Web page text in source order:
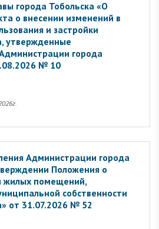
города Тобольска «О
о внесении изменений в
и застройки
утвержденные
города
№ 10
Администрации города
Положения о
жилых помещений,
собственности
от 31.07.2026 № 52